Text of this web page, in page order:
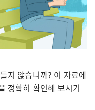
지 않습니까? 이 자료에
정확히 확인해 보시기